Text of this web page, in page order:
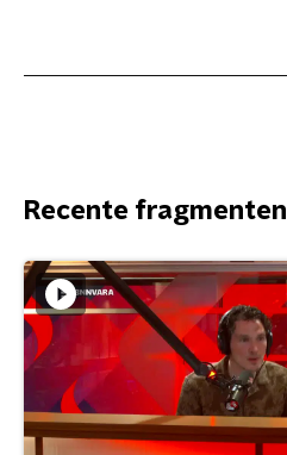
Recente fragmenten